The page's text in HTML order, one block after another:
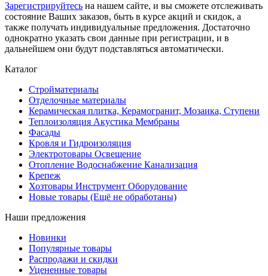
Зарегистрируйтесь на нашем сайте, и вы сможете отслеживать
состояние Ваших заказов, быть в курсе акций и скидок, а
также получать индивидуальные предложения. Достаточно
однократно указать свои данные при регистрации, и в
дальнейшем они будут подставляться автоматически.
Каталог
Стройматериалы
Отделочные материалы
Керамическая плитка, Керамогранит, Мозаика, Ступени
Теплоизоляция Акустика Мембраны
Фасады
Кровля и Гидроизоляция
Электротовары Освещение
Отопление Водоснабжение Канализация
Крепеж
Хозтовары Инструмент Оборудование
Новые товары (Ещё не обработаны)
Наши предложения
Новинки
Популярные товары
Распродажи и скидки
Уцененные товары